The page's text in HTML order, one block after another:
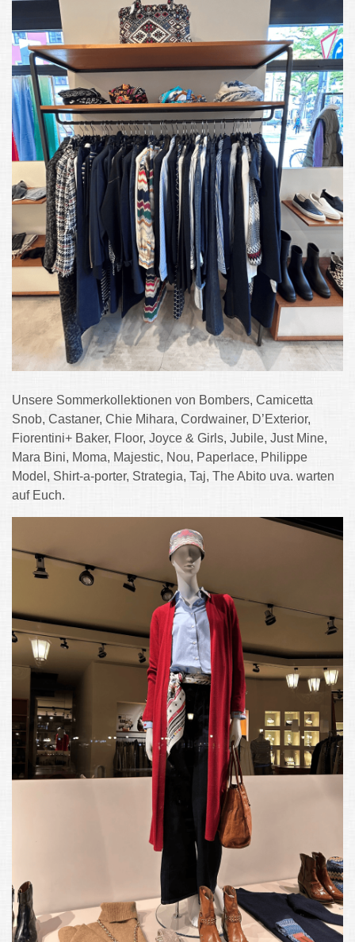
Unsere Sommerkollektionen von Bombers, Camicetta
Snob, Castaner, Chie Mihara, Cordwainer, D’Exterior,
Fiorentini+ Baker, Floor, Joyce & Girls, Jubile, Just Mine,
Mara Bini, Moma, Majestic, Nou, Paperlace, Philippe
Model, Shirt-a-porter, Strategia, Taj, The Abito uva. warten
auf Euch.